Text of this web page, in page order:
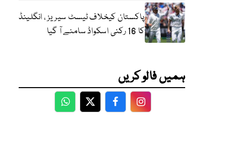
پاکستان کیخلاف ٹیسٹ سیریز ، انگلینڈ
کا 16 رکنی اسکواڈ سامنے آ گیا
ہمیں فالو کریں
WhatsApp
TwitterFacebookFacebook